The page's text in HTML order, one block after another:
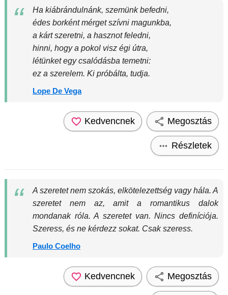
Ha kiábrándulnánk, szemünk befedni,
édes borként mérget szívni magunkba,
a kárt szeretni, a hasznot feledni,
hinni, hogy a pokol visz égi útra,
létünket egy csalódásba temetni:
ez a szerelem. Ki próbálta, tudja.
Lope De Vega
Kedvencnek Megosztás
Részletek
A szeretet nem szokás, elkötelezettség vagy hála. A
szeretet nem az, amit a romantikus dalok
mondanak róla. A szeretet van. Nincs definíciója.
Szeress, és ne kérdezz sokat. Csak szeress.
Paulo Coelho
Kedvencnek Megosztás